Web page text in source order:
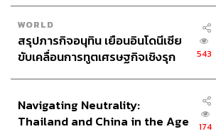
WORLD
สรุปภารกิจอนุทิน เยือนอินโดนีเซีย
ขับเคลื่อนการทูตเศรษฐกิจเชิงรุก
543
Navigating Neutrality:
Thailand and China in the Age
174